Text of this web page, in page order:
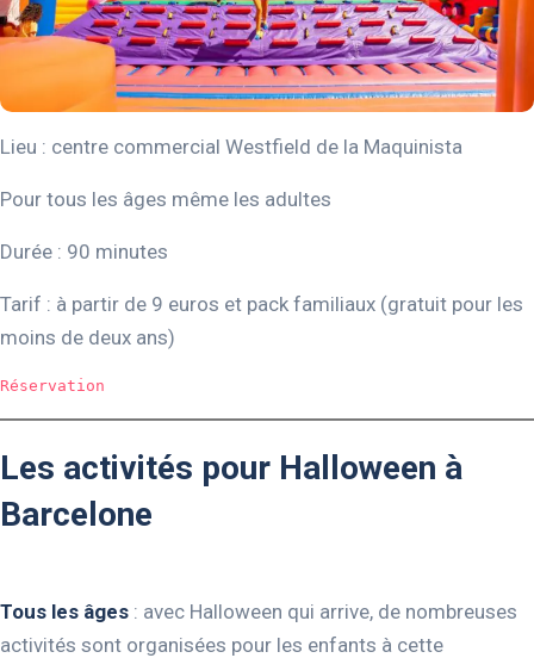
Lieu : centre commercial Westfield de la Maquinista
Pour tous les âges même les adultes
Durée : 90 minutes
Tarif : à partir de 9 euros et pack familiaux (gratuit pour les
moins de deux ans)
Réservation
Les activités pour Halloween à
Barcelone
Tous les âges : avec Halloween qui arrive, de nombreuses
activités sont organisées pour les enfants à cette